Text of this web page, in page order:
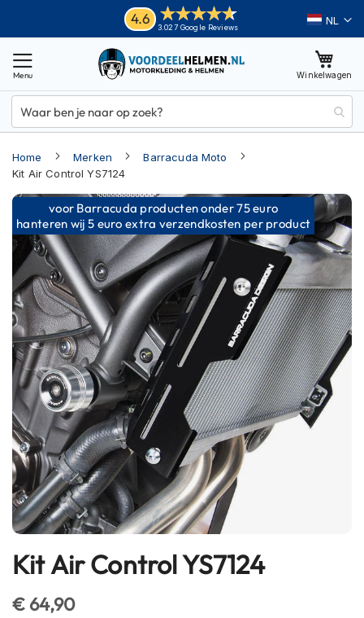
4.6
3.027 Google Reviews
Ga
naar
inhoud
Taal
Winkelwagen
M
o
t
o
h
l
m
e
n
A
d
v
e
n
t
u
r
e
h
e
l
m
e
n
B
l
u
e
o
o
h
Home Merken
Barracuda Moto
Kit Air Control YS7124
Ga
naar
het
einde
van
de
afbeeldingen-
gallerij
voor Barracuda producten onder 75 euro
hanteren wij 5 euro extra verzendkosten per product
Ga
naar
het
Kit Air Control YS7124
€ 64,90